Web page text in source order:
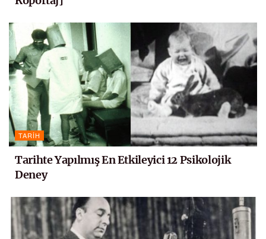
TARIH
Tarihte Yapılmış En Etkileyici 12 Psikolojik
Deney